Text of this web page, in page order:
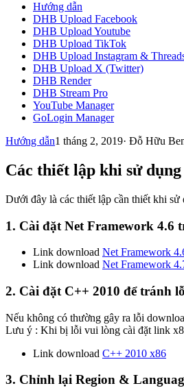
Hướng dẫn
DHB Upload Facebook
DHB Upload Youtube
DHB Upload TikTok
DHB Upload Instagram &
DHB Upload X (Twitter)
DHB Render
DHB Stream Pro
YouTube Manager
GoLogin Manager
Hướng dẫn1 tháng 2, 2019· Đỗ Hữu
Các thiết lập khi sử
Dưới đây là các thiết lập cần thiết khi
1. Cài đặt Net Framework 4.6
Link download Net Framework
Link download Net Framework
2. Cài đặt C++ 2010 để tránh
Nếu không có thường gây ra lỗi
Lưu ý : Khi bị lỗi vui lòng cài đặt link
Link download C++ 2010 x86
3. Chỉnh lại Region &